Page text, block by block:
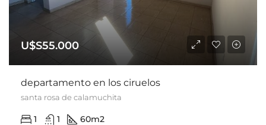
U$S55.000
departamento en los ciruelos
santa rosa de calamuchita
1 1 60m2